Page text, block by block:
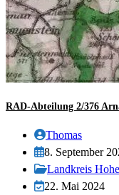
RAD-Abteilung 2/376
Beitrags-
Autor:
Thomas
Beitrag
veröffentlicht:
8. September
Beitrags-
Kategorie:
Landkreis
Beitrag
22. Mai 2024